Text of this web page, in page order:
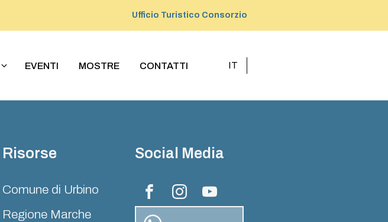
Ufficio Turistico Consorzio
EVENTI MOSTRE CONTATTI IT
Risorse
Comune di Urbino
Regione Marche
Social Media